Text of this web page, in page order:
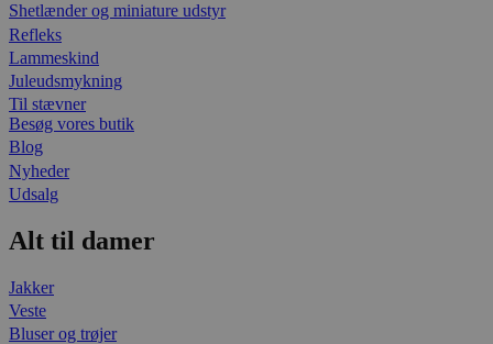
Shetlænder og miniature udstyr
Refleks
Lammeskind
Juleudsmykning
Til stævner
Besøg vores butik
Blog
Nyheder
Udsalg
Alt til damer
Jakker
Veste
Bluser og trøjer